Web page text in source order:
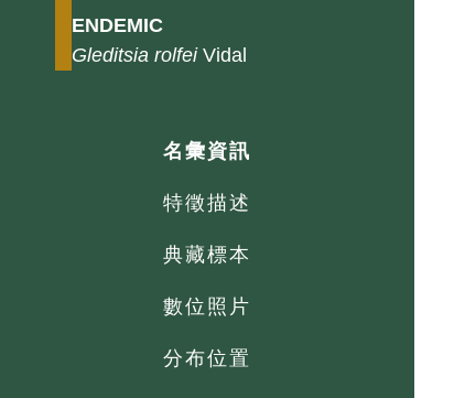
ENDEMIC
Gleditsia rolfeiVidal
名彙資訊
特徵描述
典藏標本
數位照片
分布位置